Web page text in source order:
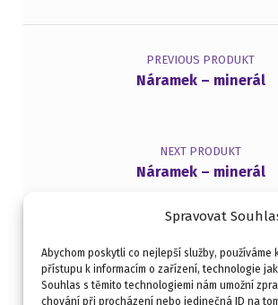
Spravovat
Abychom poskytli co nejlepší služby,
přístupu k informacím o zařízení, technologie
Souhlas s těmito technologiemi nám umožní
chování při procházení nebo jedinečná ID na
Navigace pro příspěvek
PREVIOUS PRODUKT
Náramek – minerál
NEXT PRODUKT
Náramek – minerál
Kontakt